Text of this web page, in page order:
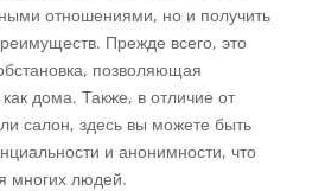
отношениями, но и получить
Прежде всего, это
позволяющая
как дома. Также, в отличие от
салон, здесь вы можете быть
и анонимности, что
многих людей.